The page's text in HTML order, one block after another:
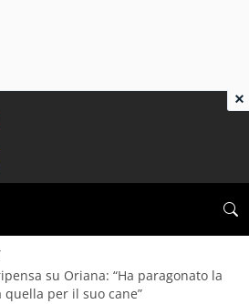
su Oriana: “Ha paragonato la
per il suo cane”
×